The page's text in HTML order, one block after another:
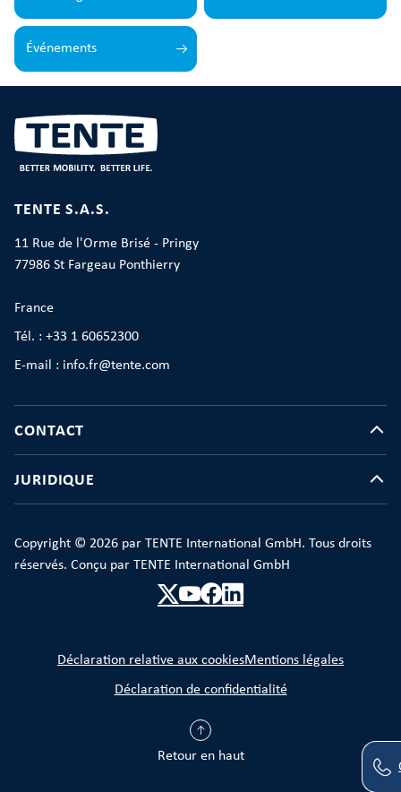
Événements
TENTE S.A.S.
11 Rue de l'Orme Brisé - Pringy
77986 St Fargeau Ponthierry
France
Tél. : +33 1 60652300
E-mail : info.fr@tente.com
CONTACT
JURIDIQUE
Copyright © 2026 par TENTE International GmbH. Tous droits
réservés. Conçu par TENTE International GmbH
Retour en haut
Déclaration relative aux cookiesMentions légales
Déclaration de confidentialité